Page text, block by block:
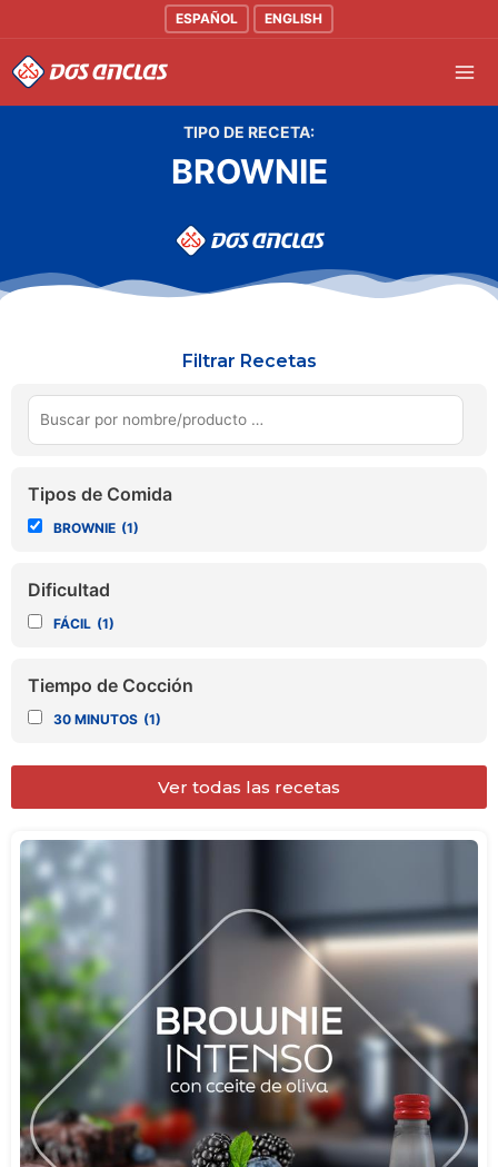
contenido
ESPAÑOL ENGLISH
TIPO DE RECETA:
BROWNIE
Filtrar Recetas
Tipos de Comida
BROWNIE (1)
Dificultad
FÁCIL (1)
Tiempo de Cocción
30 MINUTOS (1)
Ver todas las recetas